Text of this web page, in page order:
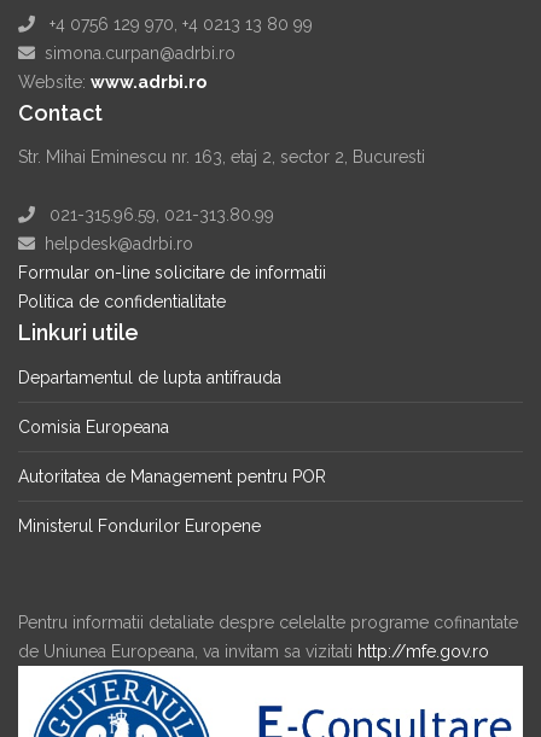
+4 0756 129 970, +4 0213 13 80 99
simona.curpan@adrbi.ro
Website: www.adrbi.ro
Contact
Str. Mihai Eminescu nr. 163, etaj 2, sector 2, Bucuresti
021-315.96.59, 021-313.80.99
helpdesk@adrbi.ro
Formular on-line solicitare de informatii
Politica de confidentialitate
Linkuri utile
Departamentul de lupta antifrauda
Comisia Europeana
Autoritatea de Management pentru POR
Ministerul Fondurilor Europene
Pentru informatii detaliate despre celelalte programe cofinantate
de Uniunea Europeana, va invitam sa vizitati http://mfe.gov.ro